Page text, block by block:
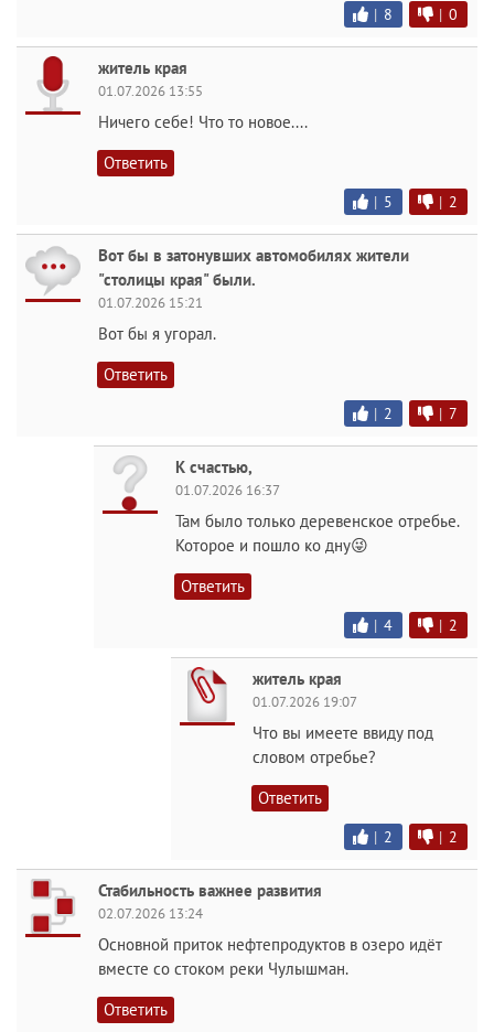
| 8 | 0
житель края
01.07.2026 13:55
Ничего себе! Что то новое....
Ответить
| 5 | 2
Вот бы в затонувших автомобилях жители
"столицы края" были.
01.07.2026 15:21
Вот бы я угорал.
Ответить
| 2 | 7
К счастью,
01.07.2026 16:37
Там было только деревенское отребье.
Которое и пошло ко дну😜
Ответить
| 4 | 2
житель края
01.07.2026 19:07
Что вы имеете ввиду под
словом отребье?
Ответить
| 2 | 2
Стабильность важнее развития
02.07.2026 13:24
Основной приток нефтепродуктов в озеро идёт
вместе со стоком реки Чулышман.
Ответить